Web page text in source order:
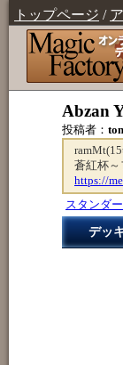
トップページ /
Abzan
投稿者：
蒼紅杯～
https://
スタンダ
デッ